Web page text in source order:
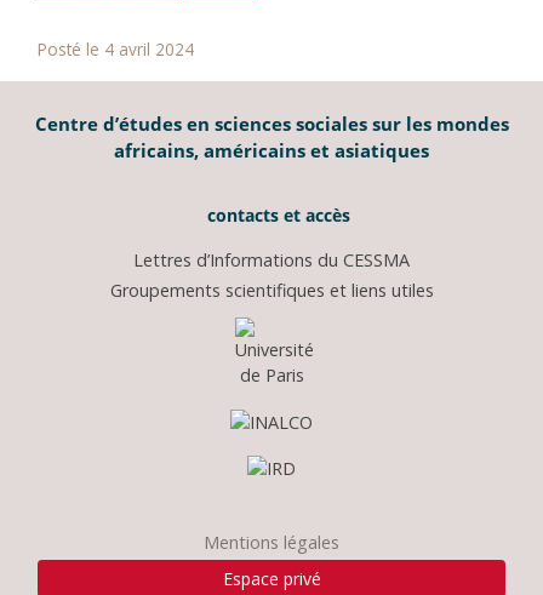
Posté le 4 avril 2024
Centre d’études en sciences sociales sur les mondes
africains, américains et asiatiques
contacts et accès
Lettres d’Informations du CESSMA
Groupements scientifiques et liens utiles
Mentions légales
Espace privé